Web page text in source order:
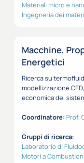
Materiali micro e
Ingegneria dei
Macchine,
Energetici
Ricerca su
modellizzazione
economica dei
Coordinatore: Prof.
Gruppi di ricerca:
Laboratorio di
Motori a